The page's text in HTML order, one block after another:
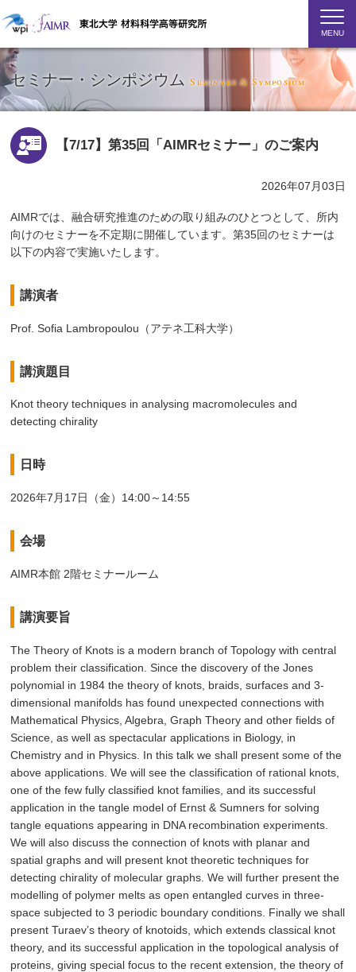
MENU
セミナー・シンポジウムSeminars & Symposium
【7/17】第35回「AIMRセミナー」のご案内
2026年07月03日
AIMRでは、融合研究推進のための取り組みのひとつとして、所内
向けのセミナーを不定期に開催しています。第35回のセミナーは
以下の内容で実施いたします。
講演者
Prof. Sofia Lambropoulou（アテネ工科大学）
講演題目
Knot theory techniques in analysing macromolecules and
detecting chirality
日時
2026年7月17日（金）14:00～14:55
会場
AIMR本館 2階セミナールーム
講演要旨
The Theory of Knots is a modern branch of Topology with central
problem their classification. Since the discovery of the Jones
polynomial in 1984 the theory of knots, braids, surfaces and 3-
dimensional manifolds has found unexpected connections with
Mathematical Physics, Algebra, Graph Theory and other fields of
Science, as well as spectacular applications in Biology, in
Chemistry and in Physics. In this talk we shall present some of the
above applications. We will see the classification of rational knots,
one of the few fully classified knot families, and its successful
application in the tangle model of Ernst & Sumners for solving
tangle equations appearing in DNA recombination experiments.
We will also discuss the connection of knots with planar and
spatial graphs and will present knot theoretic techniques for
detecting chirality of molecular graphs. We will further present the
modelling of polymer melts as open entangled curves in three-
space subjected to 3 periodic boundary conditions. Finally we shall
present Turaev’s theory of knotoids, which extends classical knot
theory, and its successful application in the topological analysis of
proteins, giving special focus to the recent extension, the theory of